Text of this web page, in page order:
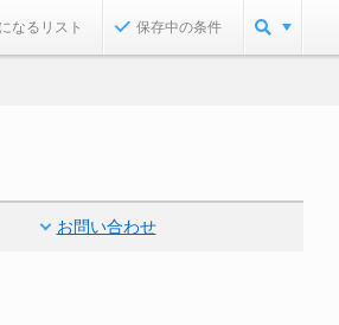
なるリスト 保存中の条件
お問い合わせ